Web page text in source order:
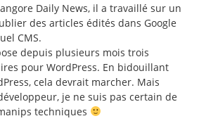
Daily News, il a travaillé sur un
des articles édités dans Google
CMS.
depuis plusieurs mois trois
pour WordPress. En bidouillant
cela devrait marcher. Mais
je ne suis pas certain de
techniques